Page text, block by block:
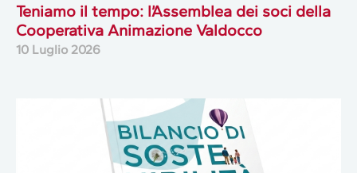
Teniamo il tempo: l’Assemblea dei soci della
Cooperativa Animazione Valdocco
10 Luglio 2026